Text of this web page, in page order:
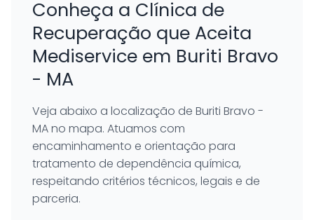
Conheça a Clínica de
Recuperação que Aceita
Mediservice em Buriti Bravo
- MA
Veja abaixo a localização de Buriti Bravo -
MA no mapa. Atuamos com
encaminhamento e orientação para
tratamento de dependência química,
respeitando critérios técnicos, legais e de
parceria.